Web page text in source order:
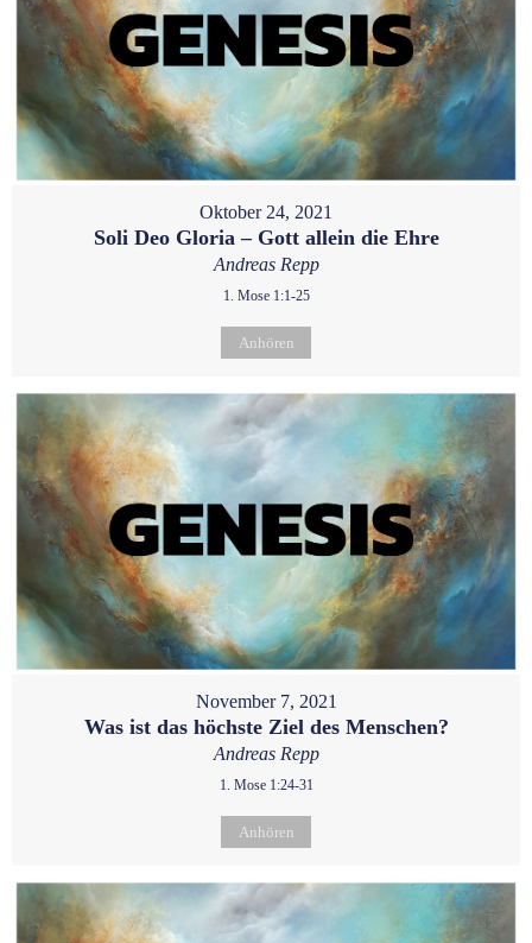
Oktober 24, 2021
Soli Deo Gloria – Gott allein die Ehre
Andreas Repp
1. Mose 1:1-25
Anhören
November 7, 2021
Was ist das höchste Ziel des Menschen?
Andreas Repp
1. Mose 1:24-31
Anhören